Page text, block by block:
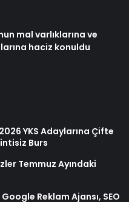
mal varlıklarına ve
haciz konuldu
YKS Adaylarına Çifte
Burs
Temmuz Ayındaki
Reklam Ajansı, SEO